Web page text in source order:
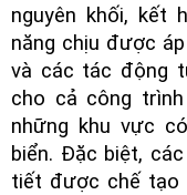
nguyên khối, kết
năng chịu được
và các tác động
cho cả công
những khu vực
biển. Đặc biệt,
tiết được chế tạo